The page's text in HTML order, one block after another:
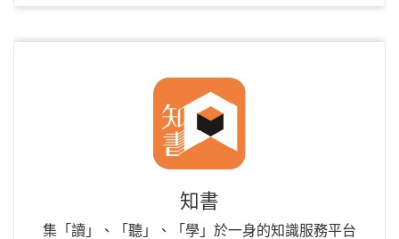
知書
集「讀」、「聽」、「學」於一身的知識服務平台